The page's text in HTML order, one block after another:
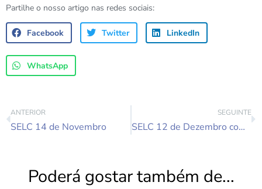
Partilhe o nosso artigo nas redes sociais:
Facebook Twitter LinkedIn
WhatsApp
ANTERIOR
SELC 14 de Novembro
SEGUINTE
SELC 12 de Dezembro com o Dr. Francisco Salgado
Poderá gostar também de...